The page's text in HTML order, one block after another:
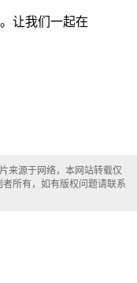
让我们一起在
来源于网络，本网站转载仅
所有，如有版权问题请联系